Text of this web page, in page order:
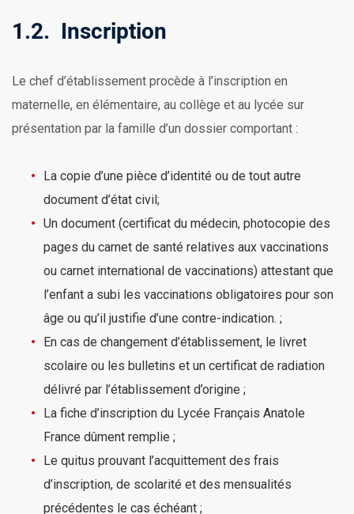
1.2. Inscription
Le chef d’établissement procède à l’inscription en
maternelle, en élémentaire, au collège et au lycée sur
présentation par la famille d’un dossier comportant :
La copie d’une pièce d’identité ou de tout autre
document d’état civil;
Un document (certificat du médecin, photocopie des
pages du carnet de santé relatives aux vaccinations
ou carnet international de vaccinations) attestant que
l’enfant a subi les vaccinations obligatoires pour son
âge ou qu’il justifie d’une contre-indication. ;
En cas de changement d’établissement, le livret
scolaire ou les bulletins et un certificat de radiation
délivré par l’établissement d’origine ;
La fiche d’inscription du Lycée Français Anatole
France dûment remplie ;
Le quitus prouvant l’acquittement des frais
d’inscription, de scolarité et des mensualités
précédentes le cas échéant ;